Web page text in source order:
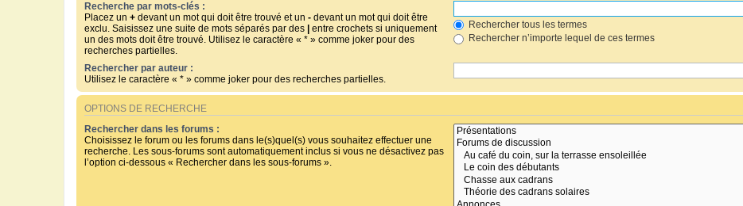
Recherche par mots-clés :
Placez un + devant un mot qui doit être trouvé et un - devant un mot qui doit être
exclu. Saisissez une suite de mots séparés par des
entre crochets si uniquement
un des mots doit être trouvé. Utilisez le caractère « * » comme joker pour des
recherches partielles.
Rechercher tous les termes
Rechercher n’importe lequel de ces termes
Rechercher par auteur :
Utilisez le caractère « * » comme joker pour des recherches partielles.
OPTIONS DE RECHERCHE
Rechercher dans les forums :
Choisissez le forum ou les forums dans le(s)quel(s) vous souhaitez effectuer une
recherche. Les sous-forums sont automatiquement inclus si vous ne désactivez pas
l’option ci-dessous « Rechercher dans les sous-forums ».